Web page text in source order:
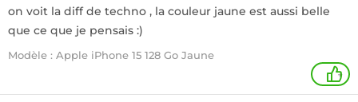
on voit la diff de techno , la couleur jaune est aussi belle
que ce que je pensais :)
Modèle : Apple iPhone 15 128 Go Jaune
+